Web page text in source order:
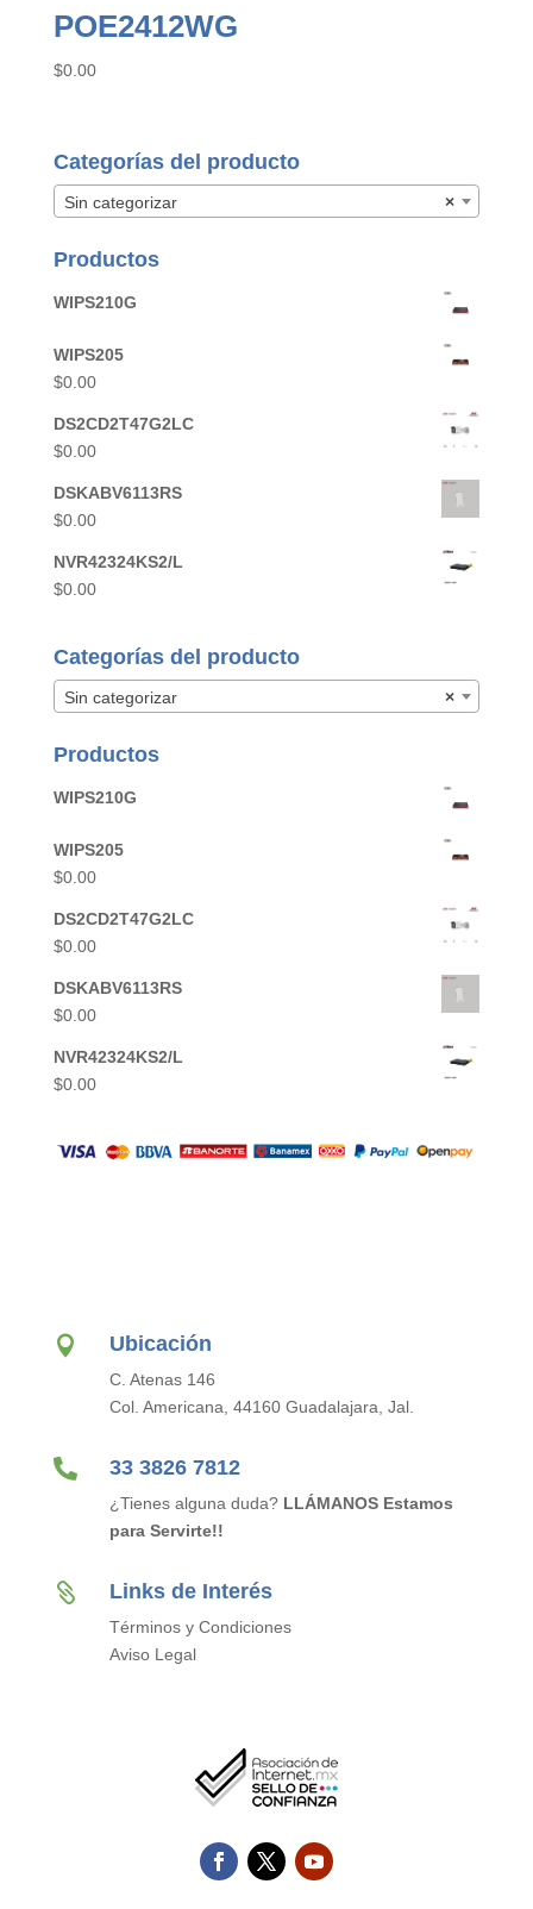
POE2412WG
$0.00
Categorías del producto
×
Sin categorizar
Productos
WIPS210G
WIPS205
$0.00
DS2CD2T47G2LC
$0.00
DSKABV6113RS
$0.00
NVR42324KS2/L
$0.00
Categorías del producto
×
Sin categorizar
Productos
WIPS210G
WIPS205
$0.00
DS2CD2T47G2LC
$0.00
DSKABV6113RS
$0.00
NVR42324KS2/L
$0.00
 Ubicación
C. Atenas 146
Col. Americana, 44160 Guadalajara, Jal.
 33 3826 7812
¿Tienes alguna duda? LLÁMANOS Estamos
para Servirte!!
 Links de Interés
Términos y Condiciones
Aviso Legal